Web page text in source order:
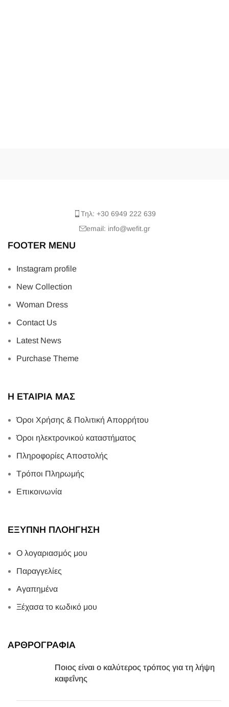
Τηλ: +30 6949 222 639
email: info@wefit.gr
FOOTER MENU
Instagram profile
New Collection
Woman Dress
Contact Us
Latest News
Purchase Theme
Η ΕΤΑΙΡΙΑ ΜΑΣ
Όροι Χρήσης & Πολιτική Απορρήτου
Όροι ηλεκτρονικού καταστήματος
Πληροφορίες Αποστολής
Τρόποι Πληρωμής
Επικοινωνία
ΕΞΥΠΝΗ ΠΛΟΗΓΗΣΗ
Ο λογαριασμός μου
Παραγγελίες
Αγαπημένα
Ξέχασα το κωδικό μου
ΑΡΘΡΟΓΡΑΦΙΑ
Ποιος είναι ο καλύτερος τρόπος για τη λήψη
καφεΐνης